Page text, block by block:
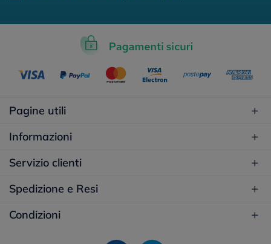
Pagine utili
Informazioni
Servizio clienti
Spedizione e Resi
Condizioni